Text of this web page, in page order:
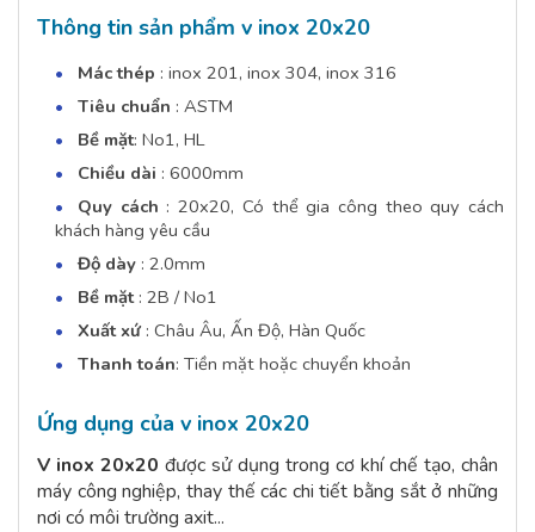
Thông tin sản phẩm v inox 20x20
Mác thép : inox 201, inox 304, inox 316
Tiêu chuẩn : ASTM
Bề mặt: No1, HL
Chiều dài : 6000mm
Quy cách : 20x20, Có thể gia công theo quy cách
khách hàng yêu cầu
Độ dày : 2.0mm
Bề mặt: 2B / No1
Xuất xứ: Châu Âu, Ấn Độ, Hàn Quốc
Thanh toán: Tiền mặt hoặc chuyển khoản
Ứng dụng của v inox 20x20
V inox 20x20 được sử dụng trong cơ khí chế tạo, chân
máy công nghiệp, thay thế các chi tiết bằng sắt ở những
nơi có môi trường axit...